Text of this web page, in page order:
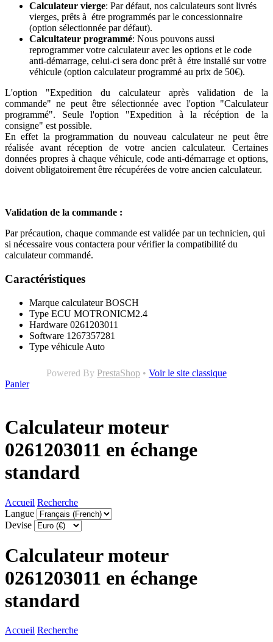
Calculateur vierge: Par défaut, nos calculateurs sont livrés
vierges, prêts à étre programmés par le concessionnaire
(option sélectionnée par défaut).
Calcultateur programmé: Nous pouvons aussi
reprogrammer votre calculateur avec les options et le code
anti-démarrage, celui-ci sera donc prêt à étre installé sur votre
véhicule (option calculateur programmé au prix de 50€).
L'option "Expedition du calculateur après validation de la
commande" ne peut être sélectionnée avec l'option "Calculateur
programmé". Seule l'option "Expedition à la récéption de la
consigne" est possible.
En effet la programmation du nouveau calculateur ne peut être
réalisée avant réception de votre ancien calculateur. Certaines
données propres à chaque véhicule, code anti-démarrage et options,
doivent obligatoirement être récupérées de votre ancien calculateur.
Validation de la commande :
Par précaution, chaque commande est validée par un technicien, qui
si nécessaire vous contactera pour vérifier la compatibilité du
calculateur commandé.
Caractéristiques
Marque calculateur BOSCH
Type ECU MOTRONICM2.4
Hardware 0261203011
Software 1267357281
Type véhicule Auto
Powered By PrestaShop • Voir le site classique
Panier
Calculateur moteur
0261203011 en échange
standard
Accueil Recherche
Langue
Devise
Calculateur moteur
0261203011 en échange
standard
Accueil Recherche